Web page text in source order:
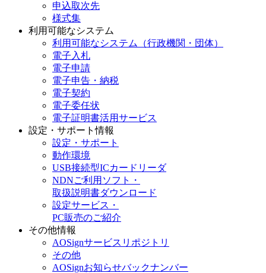
申込取次先
様式集
利用可能なシステム
利用可能なシステム（行政機関・団体）
電子入札
電子申請
電子申告・納税
電子契約
電子委任状
電子証明書活用サービス
設定・サポート情報
設定・サポート
動作環境
USB接続型ICカードリーダ
NDNご利用ソフト・
取扱説明書ダウンロード
設定サービス・
PC販売のご紹介
その他情報
AOSignサービスリポジトリ
その他
AOSignお知らせバックナンバー